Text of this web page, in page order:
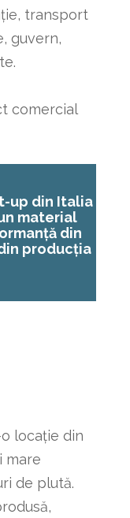
transport
guvern,
comercial
up din Italia
material
din
producția
locație din
mare
de plută.